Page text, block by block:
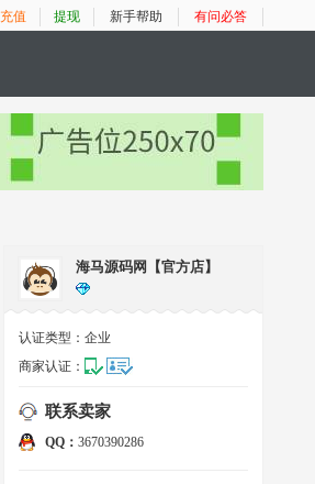
充值 提现 新手帮助 有问必答
海马源码网【官方店】
认证类型： 企业
商家认证：
联系卖家
QQ： 3670390286